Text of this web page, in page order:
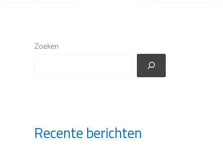
Zoeken
Recente berichten